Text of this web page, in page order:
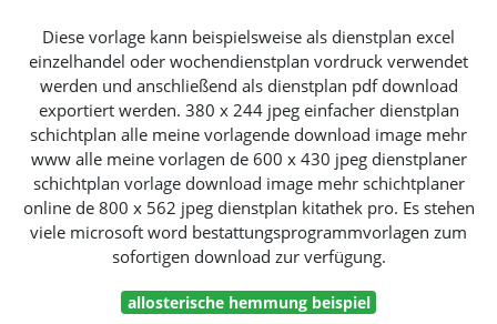
Diese vorlage kann beispielsweise als dienstplan excel
einzelhandel oder wochendienstplan vordruck verwendet
werden und anschließend als dienstplan pdf download
exportiert werden. 380 x 244 jpeg einfacher dienstplan
schichtplan alle meine vorlagende download image mehr
www alle meine vorlagen de 600 x 430 jpeg dienstplaner
schichtplan vorlage download image mehr schichtplaner
online de 800 x 562 jpeg dienstplan kitathek pro. Es stehen
viele microsoft word bestattungsprogrammvorlagen zum
sofortigen download zur verfügung.
allosterische hemmung beispiel